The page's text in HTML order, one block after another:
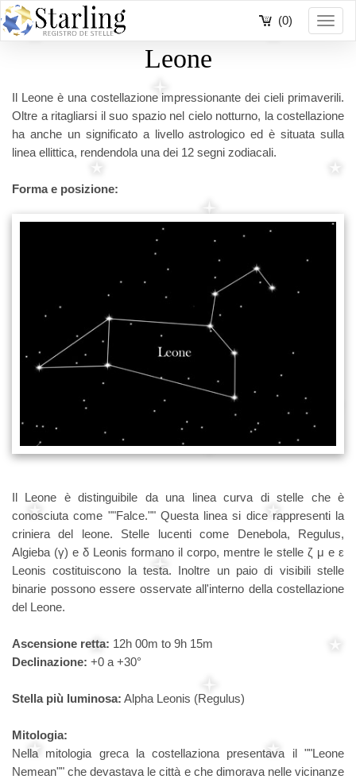
(0)
Leone
Il Leone è una costellazione impressionante dei cieli primaverili.
Oltre a ritagliarsi il suo spazio nel cielo notturno, la costellazione
ha anche un significato a livello astrologico ed è situata sulla
linea ellittica, rendendola una dei 12 segni zodiacali.
Forma e posizione:
Il Leone è distinguibile da una linea curva di stelle che è
conosciuta come ""Falce."" Questa linea si dice rappresenti la
criniera del leone. Stelle lucenti come Denebola, Regulus,
Algieba (γ) e δ Leonis formano il corpo, mentre le stelle ζ μ e ε
Leonis costituiscono la testa. Inoltre un paio di visibili stelle
binarie possono essere osservate all'interno della costellazione
del Leone.
Ascensione retta: 12h 00m to 9h 15m
Declinazione: +0 a +30°
Stella più luminosa: Alpha Leonis (Regulus)
Mitologia:
Nella mitologia greca la costellaziona presentava il ""Leone
Nemean"" che devastava le città e che dimorava nelle vicinanze